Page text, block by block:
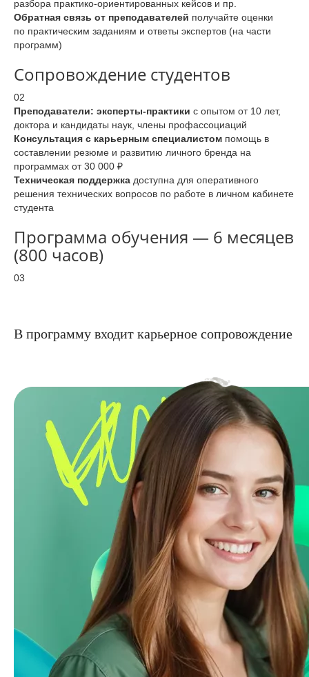
разбора практико-ориентированных кейсов и пр.
Обратная связь от преподавателей получайте оценки
по практическим заданиям и ответы экспертов (на части
программ)
Сопровождение студентов
02
Преподаватели: эксперты-практики с опытом от 10 лет,
доктора и кандидаты наук, члены профассоциаций
Консультация с карьерным специалистом помощь в
составлении резюме и развитию личного бренда на
программах от 30 000 ₽
Техническая поддержка доступна для оперативного
решения технических вопросов по работе в личном кабинете
студента
Программа обучения — 6 месяцев
(800 часов)
03
В программу входит карьерное сопровождение